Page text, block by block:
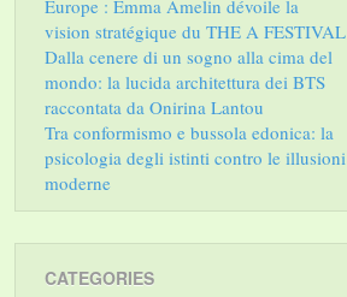
Europe : Emma Amelin dévoile la
vision stratégique du THE A FESTIVAL
Dalla cenere di un sogno alla cima del
mondo: la lucida architettura dei BTS
raccontata da Onirina Lantou
Tra conformismo e bussola edonica: la
psicologia degli istinti contro le illusioni
moderne
CATEGORIES